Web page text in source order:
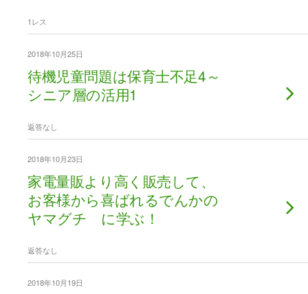
1レス
2018年10月25日
待機児童問題は保育士不足4～
シニア層の活用1
返答なし
2018年10月23日
家電量販より高く販売して、
お客様から喜ばれるでんかの
ヤマグチ に学ぶ！
返答なし
2018年10月19日